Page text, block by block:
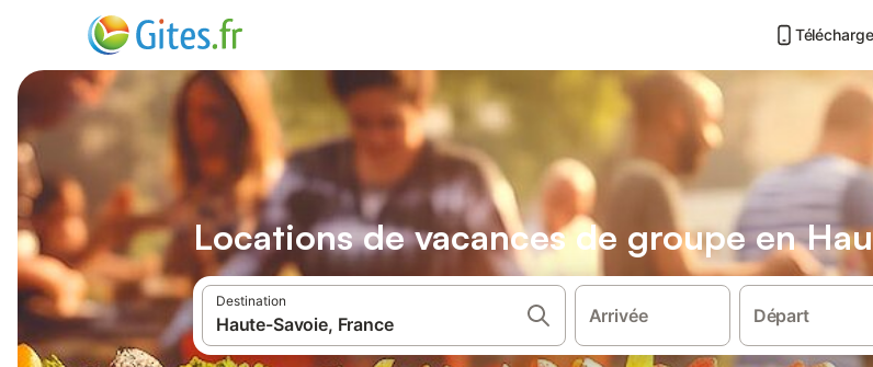
Locations de vacances de groupe en
Destination
Arrivée Départ